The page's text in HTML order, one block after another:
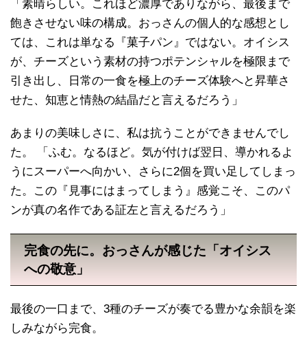
「素晴らしい。これほど濃厚でありながら、最後まで
飽きさせない味の構成。おっさんの個人的な感想とし
ては、これは単なる『菓子パン』ではない。オイシス
が、チーズという素材の持つポテンシャルを極限まで
引き出し、日常の一食を極上のチーズ体験へと昇華さ
せた、知恵と情熱の結晶だと言えるだろう」
あまりの美味しさに、私は抗うことができませんでし
た。 「ふむ。なるほど。気が付けば翌日、導かれるよ
うにスーパーへ向かい、さらに2個を買い足してしまっ
た。この『見事にはまってしまう』感覚こそ、このパ
ンが真の名作である証左と言えるだろう」
完食の先に。おっさんが感じた「オイシス
への敬意」
最後の一口まで、3種のチーズが奏でる豊かな余韻を楽
しみながら完食。